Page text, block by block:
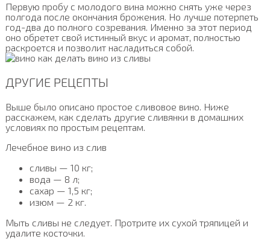
Первую пробу с молодого вина можно снять уже через
полгода после окончания брожения. Но лучше потерпеть
год-два до полного созревания. Именно за этот период
оно обретет свой истинный вкус и аромат, полностью
раскроется и позволит насладиться собой.
ДРУГИЕ РЕЦЕПТЫ
Выше было описано простое сливовое вино. Ниже
расскажем, как сделать другие сливянки в домашних
условиях по простым рецептам.
Лечебное вино из слив
сливы — 10 кг;
вода — 8 л;
сахар — 1,5 кг;
изюм — 2 кг.
Мыть сливы не следует. Протрите их сухой тряпицей и
удалите косточки.